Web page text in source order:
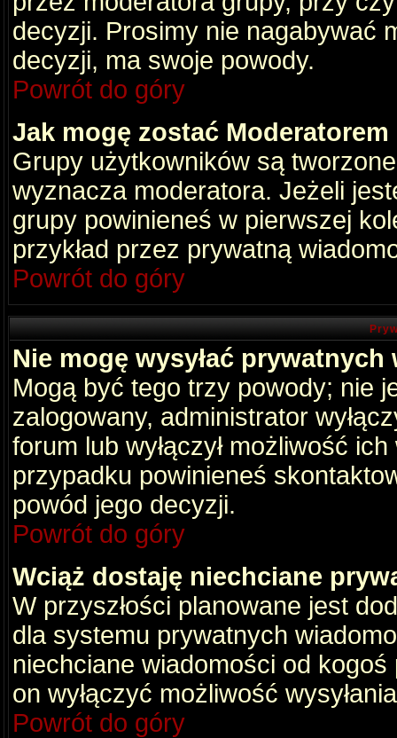
decyzji. Prosimy nie nagabywać
decyzji, ma swoje powody.
Powrót do góry
Jak mogę zostać
Grupy użytkowników są
wyznacza moderatora. Jeżeli
grupy powinieneś w pierwszej
przykład przez prywatną
Powrót do góry
Nie mogę wysyłać
Mogą być tego trzy powody; nie
zalogowany, administrator
forum lub wyłączył możliwość
przypadku powinieneś
powód jego decyzji.
Powrót do góry
Wciąż dostaję niechciane
W przyszłości planowane jest
dla systemu prywatnych
niechciane wiadomości od
on wyłączyć możliwość
Powrót do góry